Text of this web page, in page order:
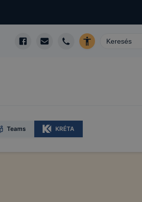
Teams KRÉTA